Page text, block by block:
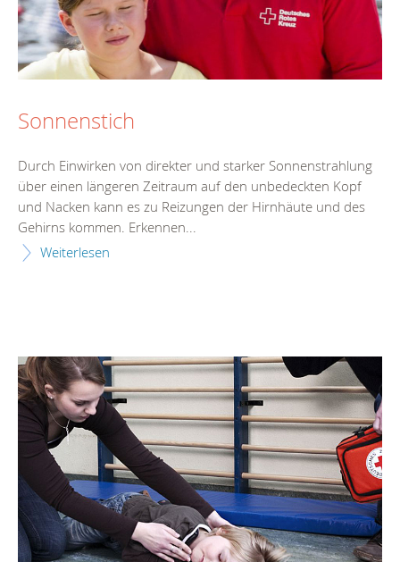
Sonnenstich
Durch Einwirken von direkter und starker Sonnenstrahlung
über einen längeren Zeitraum auf den unbedeckten Kopf
und Nacken kann es zu Reizungen der Hirnhäute und des
Gehirns kommen. Erkennen...
Weiterlesen